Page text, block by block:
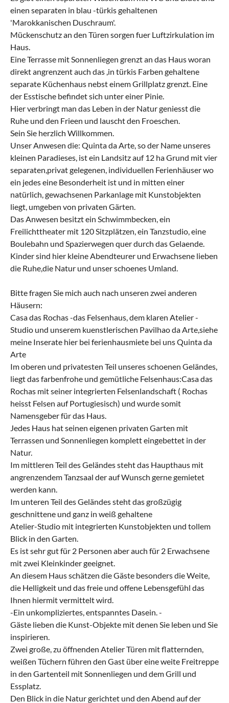
einen separaten in blau -türkis gehaltenen
'Marokkanischen Duschraum'.
Mückenschutz an den Türen sorgen fuer Luftzirkulation im
Haus.
Eine Terrasse mit Sonnenliegen grenzt an das Haus woran
direkt angrenzent auch das ,in türkis Farben gehaltene
separate Küchenhaus nebst einem Grillplatz grenzt. Eine
der Esstische befindet sich unter einer Pinie.
Hier verbringt man das Leben in der Natur geniesst die
Ruhe und den Frieen und lauscht den Froeschen.
Sein Sie herzlich Willkommen.
Unser Anwesen die: Quinta da Arte, so der Name unseres
kleinen Paradieses, ist ein Landsitz auf 12 ha Grund mit vier
separaten,privat gelegenen, individuellen Ferienhäuser wo
ein jedes eine Besonderheit ist und in mitten einer
natürlich, gewachsenen Parkanlage mit Kunstobjekten
liegt, umgeben von privaten Gärten.
Das Anwesen besitzt ein Schwimmbecken, ein
Freilichttheater mit 120 Sitzplätzen, ein Tanzstudio, eine
Boulebahn und Spazierwegen quer durch das Gelaende.
Kinder sind hier kleine Abendteurer und Erwachsene lieben
die Ruhe,die Natur und unser schoenes Umland.
Bitte fragen Sie mich auch nach unseren zwei anderen
Häusern:
Casa das Rochas -das Felsenhaus, dem klaren Atelier -
Studio und unserem kuenstlerischen Pavilhao da Arte,siehe
meine Inserate hier bei ferienhausmiete bei uns Quinta da
Arte
Im oberen und privatesten Teil unseres schoenen Geländes,
liegt das farbenfrohe und gemütliche Felsenhaus:Casa das
Rochas mit seiner integrierten Felsenlandschaft ( Rochas
heisst Felsen auf Portugiesisch) und wurde somit
Namensgeber für das Haus.
Jedes Haus hat seinen eigenen privaten Garten mit
Terrassen und Sonnenliegen komplett eingebettet in der
Natur.
Im mittleren Teil des Geländes steht das Haupthaus mit
angrenzendem Tanzsaal der auf Wunsch gerne gemietet
werden kann.
Im unteren Teil des Geländes steht das großzügig
geschnittene und ganz in weiß gehaltene
Atelier-Studio mit integrierten Kunstobjekten und tollem
Blick in den Garten.
Es ist sehr gut für 2 Personen aber auch für 2 Erwachsene
mit zwei Kleinkinder geeignet.
An diesem Haus schätzen die Gäste besonders die Weite,
die Helligkeit und das freie und offene Lebensgefühl das
Ihnen hiermit vermittelt wird.
-Ein unkompliziertes, entspanntes Dasein. -
Gäste lieben die Kunst-Objekte mit denen Sie leben und Sie
inspirieren.
Zwei große, zu öffnenden Atelier Türen mit flatternden,
weißen Tüchern führen den Gast über eine weite Freitreppe
in den Gartenteil mit Sonnenliegen und dem Grill und
Essplatz.
Den Blick in die Natur gerichtet und den Abend auf der